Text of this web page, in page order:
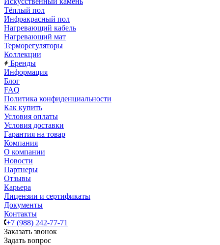
Тёплый пол
Инфракрасный пол
Нагревающий кабель
Нагревающий мат
Терморегуляторы
Коллекции
Бренды
Информация
Блог
FAQ
Политика конфиденциальности
Как купить
Условия оплаты
Условия доставки
Гарантия на товар
Компания
О компании
Новости
Партнеры
Отзывы
Карьера
Лицензии и сертификаты
Документы
Контакты
+7 (988) 242-77-71
Заказать звонок
Задать вопрос